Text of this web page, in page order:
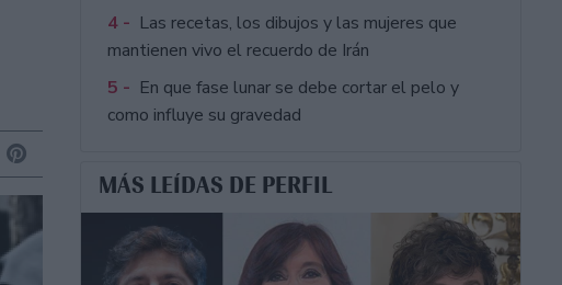
4 - Las recetas, los dibujos y las mujeres que
mantienen vivo el recuerdo de Irán
5 - En que fase lunar se debe cortar el pelo y
como influye su gravedad
MÁS LEÍDAS DE PERFIL